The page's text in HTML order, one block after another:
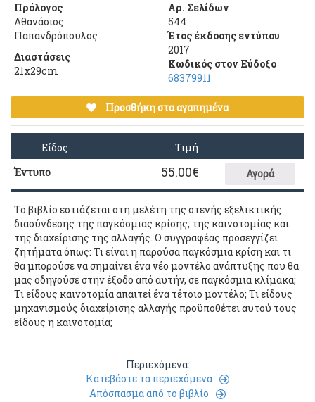
Πρόλογος
Αθανάσιος
Παπανδρόπουλος
Διαστάσεις
21x29cm
Αρ. Σελίδων
544
Έτος έκδοσης εντύπου
2017
Κωδικός στον Εύδοξο
68379911
Προσθήκη στα αγαπημένα
Είδος
Τιμή
Έντυπο
55.00€ Αγορά
Το βιβλίο εστιάζεται στη μελέτη της στενής εξελικτικής
διασύνδεσης της παγκόσμιας κρίσης, της καινοτομίας και
της διαχείρισης της αλλαγής. Ο συγγραφέας προσεγγίζει
ζητήματα όπως: Τι είναι η παρούσα παγκόσμια κρίση και τι
θα μπορούσε να σημαίνει ένα νέο μοντέλο ανάπτυξης που θα
μας οδηγούσε στην έξοδο από αυτήν, σε παγκόσμια κλίμακα;
Τι είδους καινοτομία απαιτεί ένα τέτοιο μοντέλο; Τι είδους
μηχανισμούς διαχείρισης αλλαγής προϋποθέτει αυτού τους
είδους η καινοτομία;
Περιεχόμενα:
Κατεβάστε τα περιεχόμενα
Απόσπασμα από το βιβλίο